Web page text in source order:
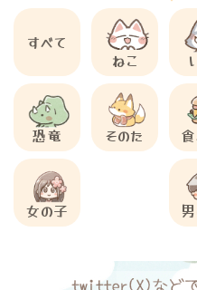
すべて
ねこ
恐竜 そのた
女の子